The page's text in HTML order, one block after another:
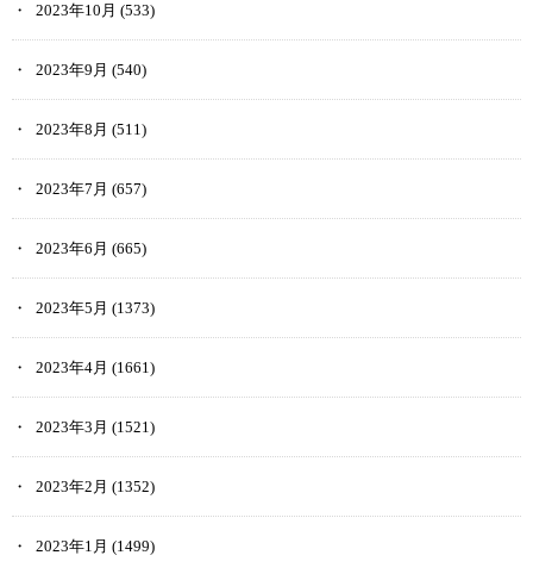
2023年10月 (533)
2023年9月 (540)
2023年8月 (511)
2023年7月 (657)
2023年6月 (665)
2023年5月 (1373)
2023年4月 (1661)
2023年3月 (1521)
2023年2月 (1352)
2023年1月 (1499)